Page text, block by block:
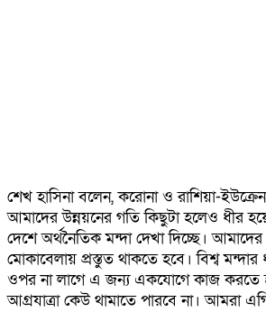
শেখ হাসিনা বলেন, করোনা ও রাশিয়া-
আমাদের উন্নয়নের গতি কিছুটা হলেও ধীর হয়ে
দেশে অর্থনৈতিক মন্দা দেখা দিচ্ছে।
মোকাবেলায় প্রস্তুত থাকতে হবে। বিশ্ব মন্দার
ওপর না লাগে এ জন্য একযোগে কাজ করতে
আগ্রযাত্রা কেউ থামাতে পারবে না। আমরা